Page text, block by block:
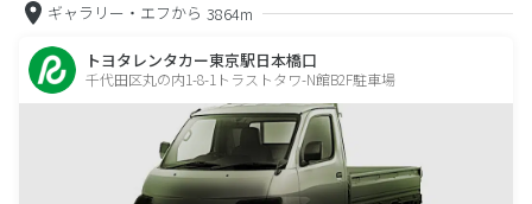
ギャラリー・エフから 3864m
トヨタレンタカー東京駅日本橋口
千代田区丸の内1-8-1トラストタワ-N館B2F駐車場